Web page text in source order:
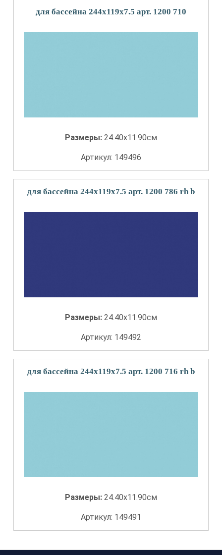
для бассейна 244x119x7.5 арт. 1200 710
Размеры: 24.40x11.90см
Артикул: 149496
для бассейна 244x119x7.5 арт. 1200 786 rh b
Размеры: 24.40x11.90см
Артикул: 149492
для бассейна 244x119x7.5 арт. 1200 716 rh b
Размеры: 24.40x11.90см
Артикул: 149491